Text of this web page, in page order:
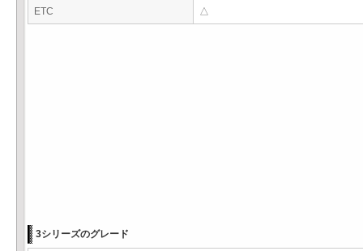
ETC △
3シリーズのグレード